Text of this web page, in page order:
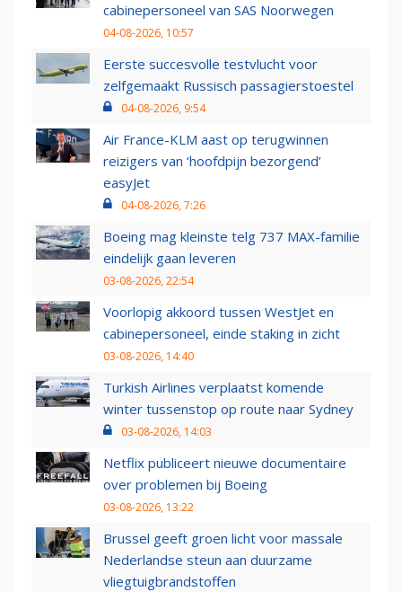
cabinepersoneel van SAS Noorwegen
04-08-2026, 10:57
Eerste succesvolle testvlucht voor
zelfgemaakt Russisch passagierstoestel
04-08-2026, 9:54
Air France-KLM aast op terugwinnen
reizigers van ‘hoofdpijn bezorgend’
easyJet
04-08-2026, 7:26
Boeing mag kleinste telg 737 MAX-familie
eindelijk gaan leveren
03-08-2026, 22:54
Voorlopig akkoord tussen WestJet en
cabinepersoneel, einde staking in zicht
03-08-2026, 14:40
Turkish Airlines verplaatst komende
winter tussenstop op route naar Sydney
03-08-2026, 14:03
Netflix publiceert nieuwe documentaire
over problemen bij Boeing
03-08-2026, 13:22
Brussel geeft groen licht voor massale
Nederlandse steun aan duurzame
vliegtuigbrandstoffen